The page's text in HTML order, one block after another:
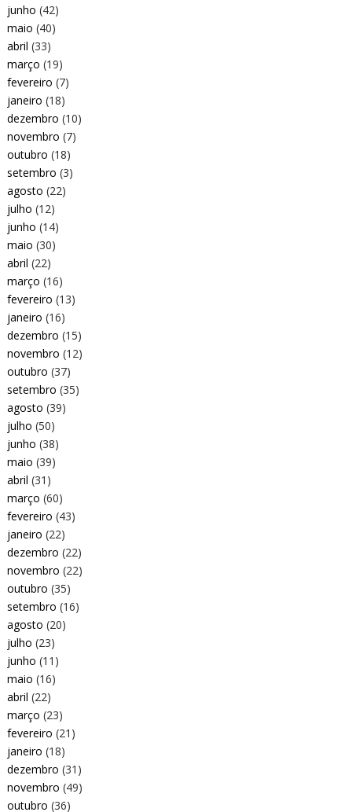
junho (42)
maio (40)
abril (33)
março (19)
fevereiro (7)
janeiro (18)
dezembro (10)
novembro (7)
outubro (18)
setembro (3)
agosto (22)
julho (12)
junho (14)
maio (30)
abril (22)
março (16)
fevereiro (13)
janeiro (16)
dezembro (15)
novembro (12)
outubro (37)
setembro (35)
agosto (39)
julho (50)
junho (38)
maio (39)
abril (31)
março (60)
fevereiro (43)
janeiro (22)
dezembro (22)
novembro (22)
outubro (35)
setembro (16)
agosto (20)
julho (23)
junho (11)
maio (16)
abril (22)
março (23)
fevereiro (21)
janeiro (18)
dezembro (31)
novembro (49)
outubro (36)